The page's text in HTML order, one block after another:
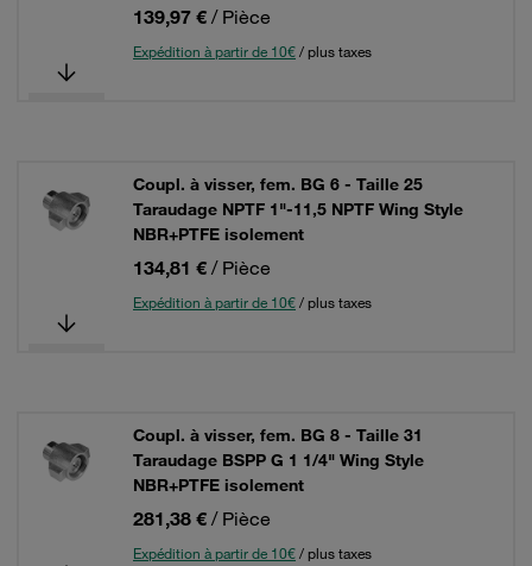
139,97 € / Pièce
Expédition à partir de 10€/ plus taxes
Coupl. à visser, fem. BG 6 - Taille 25
Taraudage NPTF 1"-11,5 NPTF Wing Style
NBR+PTFE isolement
134,81 € / Pièce
Expédition à partir de 10€/ plus taxes
Coupl. à visser, fem. BG 8 - Taille 31
Taraudage BSPP G 1 1/4" Wing Style
NBR+PTFE isolement
281,38 € / Pièce
Expédition à partir de 10€/ plus taxes